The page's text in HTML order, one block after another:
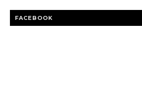
FACEBOOK